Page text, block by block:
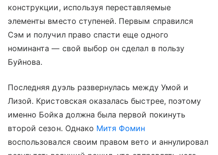
конструкции, используя переставляемые
элементы вместо ступеней. Первым справился
Сэм и получил право спасти еще одного
номинанта — свой выбор он сделал в пользу
Буйнова.
Последняя дуэль развернулась между Умой и
Лизой. Кристовская оказалась быстрее, поэтому
именно Бойка должна была первой покинуть
второй сезон. Однако Митя Фомин
воспользовался своим правом вето и аннулировал